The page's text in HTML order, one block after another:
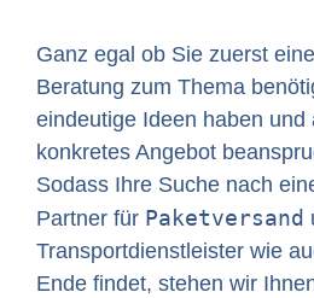
Ganz egal ob Sie zuerst
Beratung zum Thema
eindeutige Ideen haben und
konkretes Angebot
Sodass Ihre Suche nach
Partner für Paketversand
Transportdienstleister wie
Ende findet, stehen wir